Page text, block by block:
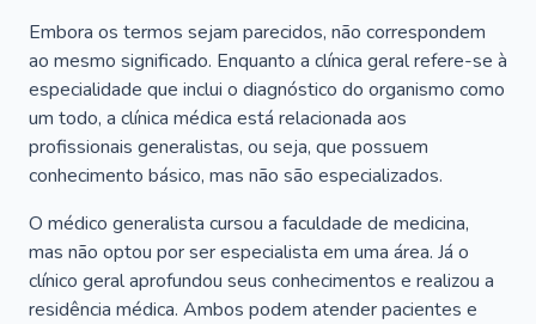
Embora os termos sejam parecidos, não correspondem
ao mesmo significado. Enquanto a clínica geral refere-se à
especialidade que inclui o diagnóstico do organismo como
um todo, a clínica médica está relacionada aos
profissionais generalistas, ou seja, que possuem
conhecimento básico, mas não são especializados.
O médico generalista cursou a faculdade de medicina,
mas não optou por ser especialista em uma área. Já o
clínico geral aprofundou seus conhecimentos e realizou a
residência médica. Ambos podem atender pacientes e